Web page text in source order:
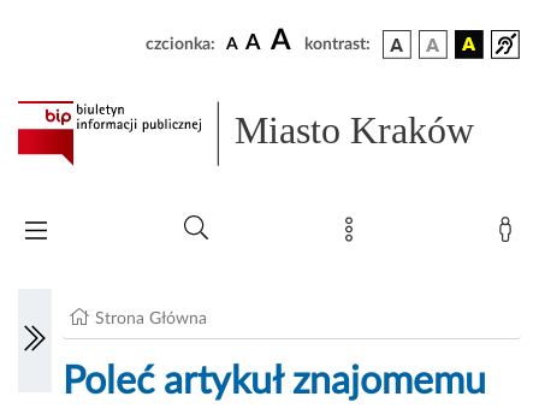
czcionka: A A A kontrast:
Miasto Kraków
Strona Główna
Poleć artykuł znajomemu